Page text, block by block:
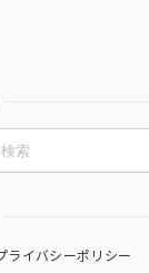
ライバシーポリシー